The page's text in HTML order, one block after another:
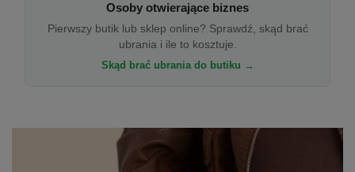
Osoby otwierające biznes
Pierwszy butik lub sklep online? Sprawdź, skąd brać
ubrania i ile to kosztuje.
Skąd brać ubrania do butiku →